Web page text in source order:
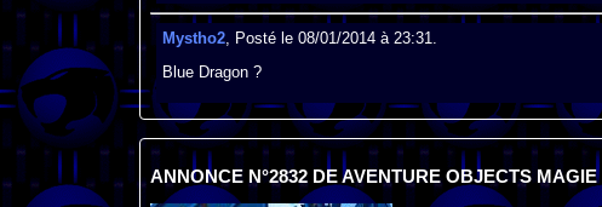
Mystho2, Posté le 08/01/2014 à 23:31.
Blue Dragon ?
ANNONCE N°2832 DE AVENTURE OBJECTS MAGIE